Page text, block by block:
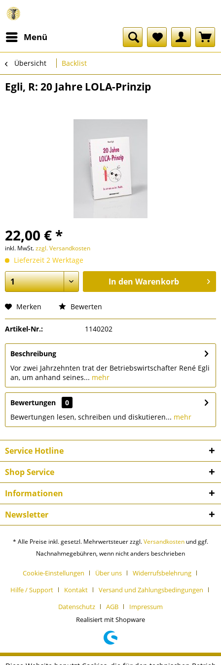
Menü
Übersicht Backlist
Egli, R: 20 Jahre LOLA-Prinzip
22,00 € *
inkl. MwSt.zzgl. Versandkosten
Lieferzeit 2 Werktage
In den Warenkorb
Merken Bewerten
Artikel-Nr.: 1140202
Beschreibung
Vor zwei Jahrzehnten trat der Betriebswirtschafter René Egli
an, um anhand seines... mehr
Bewertungen
0
Bewertungen lesen, schreiben und diskutieren... mehr
Service Hotline
Shop Service
Informationen
Newsletter
* Alle Preise inkl. gesetzl. Mehrwertsteuer zzgl.Versandkosten und ggf.
Nachnahmegebühren, wenn nicht anders beschrieben
Cookie-Einstellungen Über uns
Widerrufsbelehrung
Hilfe / Support
Kontakt
Versand und Zahlungsbedingungen
Datenschutz
AGB
Impressum
Realisiert mit Shopware